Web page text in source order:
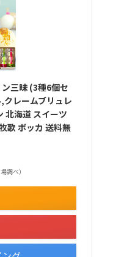
三昧 (3種6個セ
クレームブリュレ
北海道 スイーツ
歌 ボッカ 送料無
調べ）